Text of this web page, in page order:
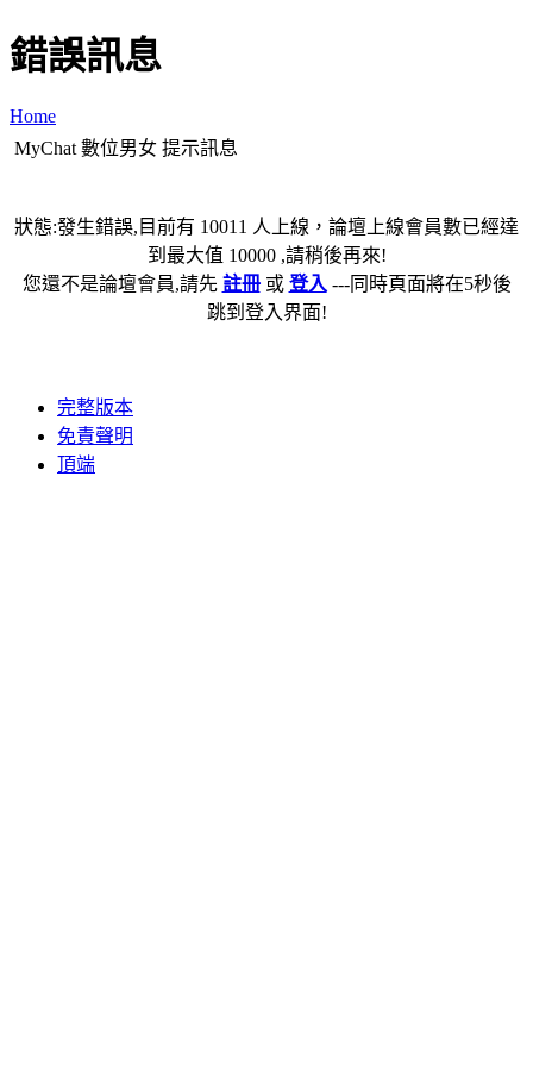
錯誤訊息
Home
MyChat 數位男女 提示訊息
狀態:發生錯誤,目前有 10011 人上線，論壇上線會員數已經達
到最大值 10000 ,請稍後再來!
您還不是論壇會員,請先 註冊或 登入 ---同時頁面將在5秒後
跳到登入界面!
完整版本
免責聲明
頂端